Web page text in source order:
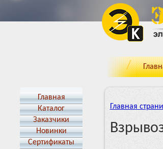
Главная
Каталог
Заказчики
Новинки
Cертификаты
Главная